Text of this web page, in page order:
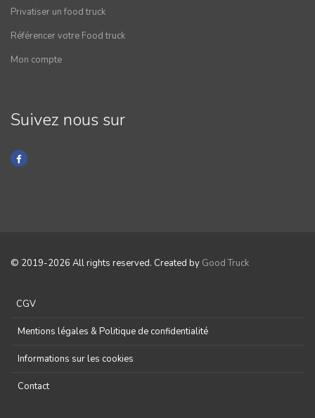
Privatiser un food truck
Référencer votre Food truck
Mon compte
Suivez nous sur
© 2019-2026 All rights reserved. Created by Good Truck
CGV
Mentions légales & Politique de confidentialité
Informations sur les cookies
Contact